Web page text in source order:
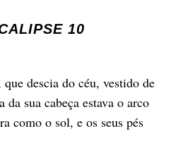
10
descia do céu, vestido de
sua cabeça estava o arco
como o sol, e os seus pés